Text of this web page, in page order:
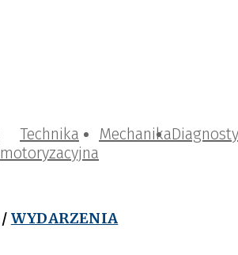
Technika
motoryzacyjna
Mechanika
/ WYDARZENIA